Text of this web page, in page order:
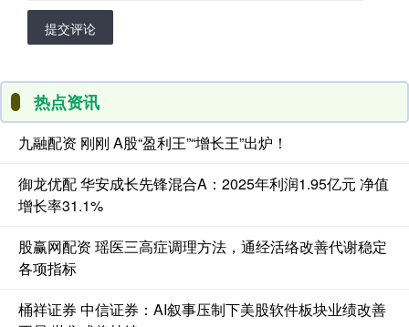
提交评论
热点资讯
九融配资 刚刚 A股“盈利王”“增长王”出炉！
御龙优配 华安成长先锋混合A：2025年利润1.95亿元 净值
增长率31.1%
股赢网配资 瑶医三高症调理方法，通经活络改善代谢稳定
各项指标
桶祥证券 中信证券：AI叙事压制下美股软件板块业绩改善